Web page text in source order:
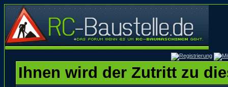
Ihnen wird der Zutritt zu